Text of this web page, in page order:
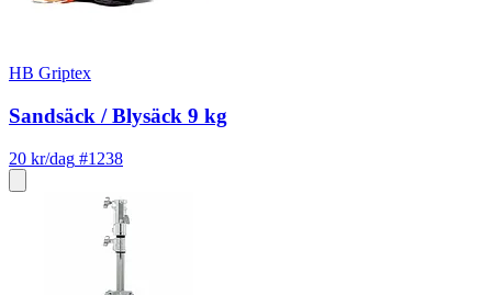
HB Griptex
Sandsäck / Blysäck 9 kg
20 kr/dag #1238